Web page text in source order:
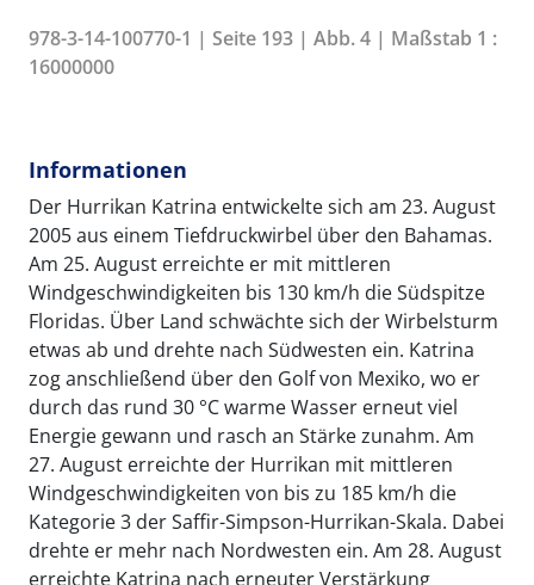
978-3-14-100770-1 | Seite 193 | Abb. 4 | Maßstab 1 :
16000000
Informationen
Der Hurrikan Katrina entwickelte sich am 23. August
2005 aus einem Tiefdruckwirbel über den Bahamas.
Am 25. August erreichte er mit mittleren
Windgeschwindigkeiten bis 130 km/h die Südspitze
Floridas. Über Land schwächte sich der Wirbelsturm
etwas ab und drehte nach Südwesten ein. Katrina
zog anschließend über den Golf von Mexiko, wo er
durch das rund 30 °C warme Wasser erneut viel
Energie gewann und rasch an Stärke zunahm. Am
27. August erreichte der Hurrikan mit mittleren
Windgeschwindigkeiten von bis zu 185 km/h die
Kategorie 3 der Saffir-Simpson-Hurrikan-Skala. Dabei
drehte er mehr nach Nordwesten ein. Am 28. August
erreichte Katrina nach erneuter Verstärkung